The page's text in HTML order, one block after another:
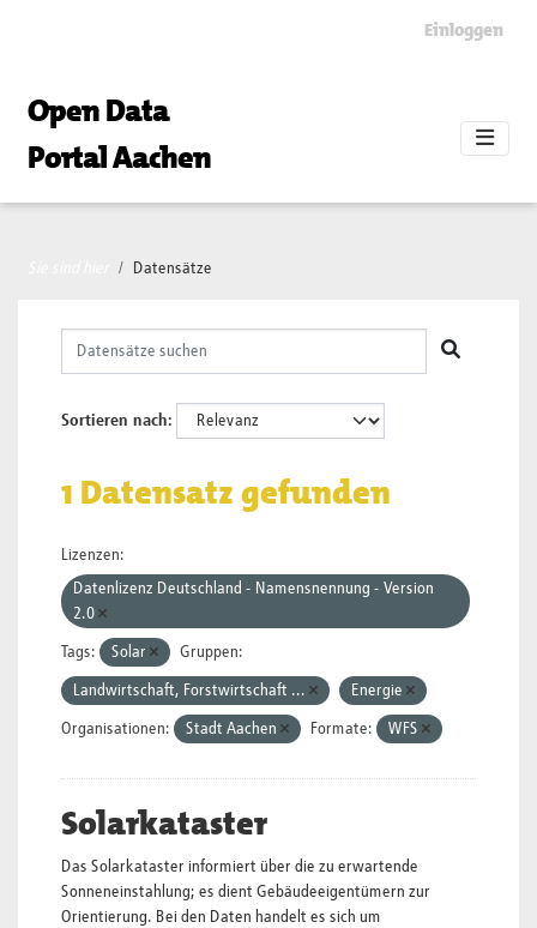
Einloggen
Open Data
Portal Aachen
Datensätze
Sortieren nach
1 Datensatz gefunden
Lizenzen:
Datenlizenz Deutschland - Namensnennung - Version
2.0
Tags: Solar Gruppen:
Landwirtschaft, Forstwirtschaft ... Energie
Organisationen: Stadt Aachen Formate: WFS
Solarkataster
Das Solarkataster informiert über die zu erwartende
Sonneneinstahlung; es dient Gebäudeeigentümern zur
Orientierung. Bei den Daten handelt es sich um